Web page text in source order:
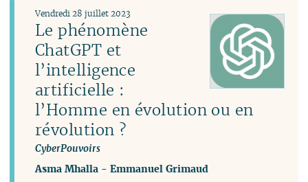
Le phénomène
ChatGPT et
l’intelligence
artificielle :
l’Homme en évolution ou en
révolution ?
CyberPouvoirs
Vendredi 28 juillet 2023
Asma Mhalla -Emmanuel Grimaud